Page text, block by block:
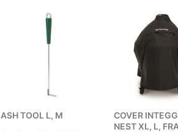
ASH TOOL L, M
COVER
NEST XL, L,